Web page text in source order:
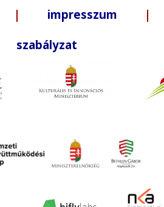
impresszum |
szabályzat